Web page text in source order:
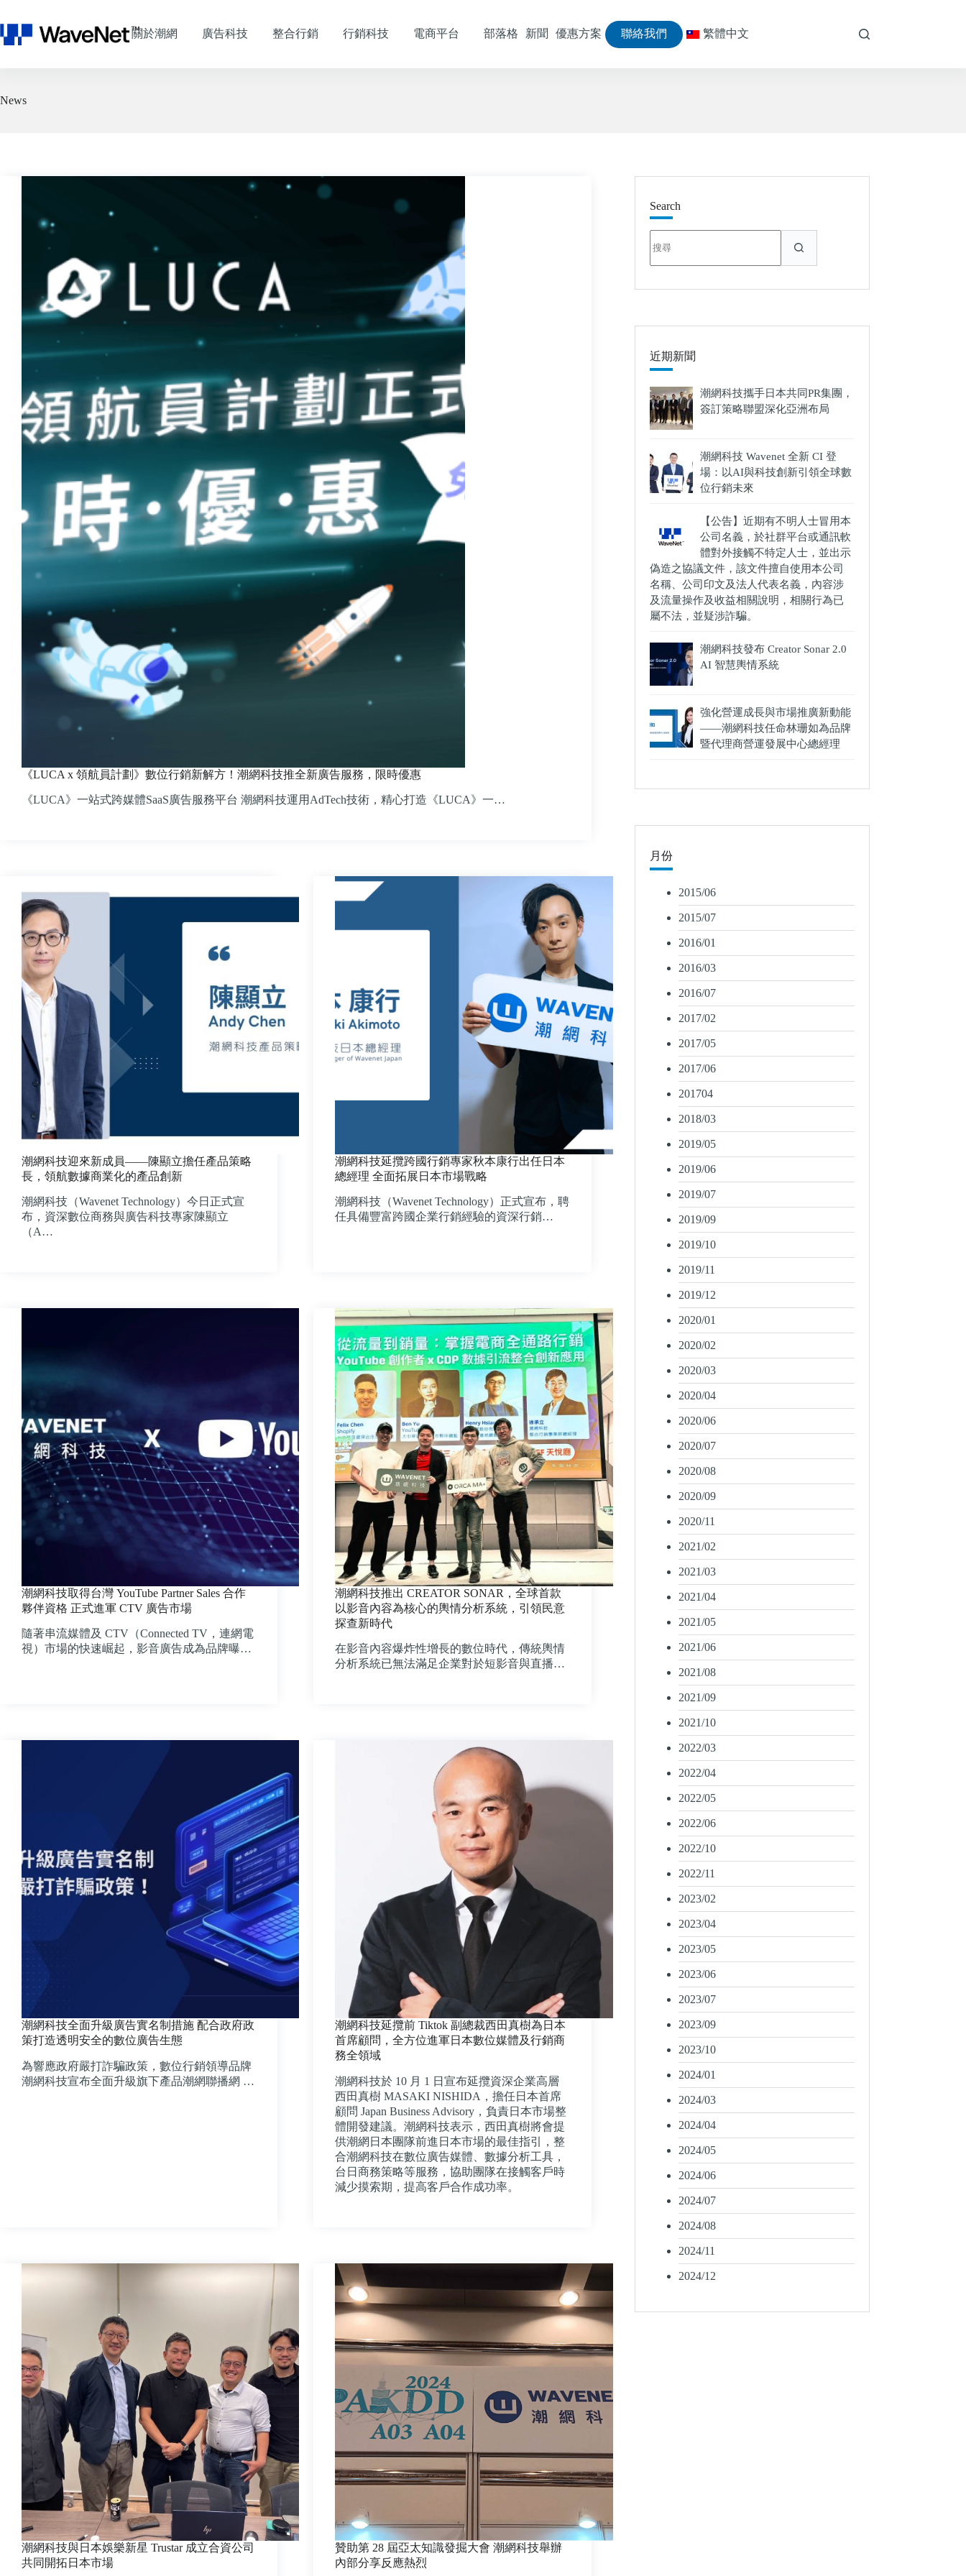
至
主
關於潮網 廣告科技 整合行銷 行銷科技 電商平台 部落格 新聞 優惠方案 聯絡我們 繁體中文
News
《LUCA x 領航員計劃》數位行銷新解方！潮網科技推全新廣告服務，限時優惠
《LUCA》一站式跨媒體SaaS廣告服務平台 潮網科技運用AdTech技術，精心打造《LUCA》一…
潮網科技迎來新成員——陳顯立擔任產品策略
長，領航數據商業化的產品創新
潮網科技（Wavenet Technology）今日正式宣
布，資深數位商務與廣告科技專家陳顯立
（A…
潮網科技延攬跨國行銷專家秋本康行出任日本
總經理 全面拓展日本市場戰略
潮網科技（Wavenet Technology）正式宣布，聘
任具備豐富跨國企業行銷經驗的資深行銷…
潮網科技取得台灣 YouTube Partner Sales 合作
夥伴資格 正式進軍 CTV 廣告市場
隨著串流媒體及 CTV（Connected TV，連網電
視）市場的快速崛起，影音廣告成為品牌曝…
潮網科技推出 CREATOR SONAR，全球首款
以影音內容為核心的輿情分析系統，引領民意
探查新時代
在影音內容爆炸性增長的數位時代，傳統輿情
分析系統已無法滿足企業對於短影音與直播…
潮網科技全面升級廣告實名制措施 配合政府政
策打造透明安全的數位廣告生態
為響應政府嚴打詐騙政策，數位行銷領導品牌
潮網科技宣布全面升級旗下產品潮網聯播網 …
潮網科技延攬前 Tiktok 副總裁西田真樹為日本
首席顧問，全方位進軍日本數位媒體及行銷商
務全領域
潮網科技於 10 月 1 日宣布延攬資深企業高層
西田真樹 MASAKI NISHIDA，擔任日本首席
顧問 Japan Business Advisory，負責日本市場整
體開發建議。潮網科技表示，西田真樹將會提
供潮網日本團隊前進日本市場的最佳指引，整
合潮網科技在數位廣告媒體、數據分析工具，
台日商務策略等服務，協助團隊在接觸客戶時
減少摸索期，提高客戶合作成功率。
潮網科技與日本娛樂新星 Trustar 成立合資公司
共同開拓日本市場
贊助第 28 屆亞太知識發掘大會 潮網科技舉辦
內部分享反應熱烈
Search
不
到
件
結
果
近期新聞
潮網科技攜手日本共同PR集團，
簽訂策略聯盟深化亞洲布局
潮網科技 Wavenet 全新 CI 登
場：以AI與科技創新引領全球數
位行銷未來
【公告】近期有不明人士冒用本
公司名義，於社群平台或通訊軟
體對外接觸不特定人士，並出示
偽造之協議文件，該文件擅自使用本公司
名稱、公司印文及法人代表名義，內容涉
及流量操作及收益相關說明，相關行為已
屬不法，並疑涉詐騙。
潮網科技發布 Creator Sonar 2.0
AI 智慧輿情系統
強化營運成長與市場推廣新動能
——潮網科技任命林珊如為品牌
暨代理商營運發展中心總經理
月份
2015/06
2015/07
2016/01
2016/03
2016/07
2017/02
2017/05
2017/06
201704
2018/03
2019/05
2019/06
2019/07
2019/09
2019/10
2019/11
2019/12
2020/01
2020/02
2020/03
2020/04
2020/06
2020/07
2020/08
2020/09
2020/11
2021/02
2021/03
2021/04
2021/05
2021/06
2021/08
2021/09
2021/10
2022/03
2022/04
2022/05
2022/06
2022/10
2022/11
2023/02
2023/04
2023/05
2023/06
2023/07
2023/09
2023/10
2024/01
2024/03
2024/04
2024/05
2024/06
2024/07
2024/08
2024/11
2024/12